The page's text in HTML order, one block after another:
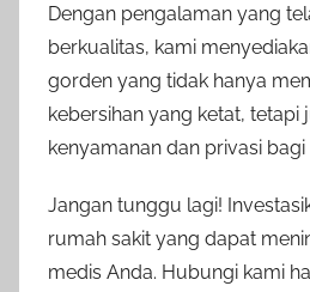
Dengan pengalaman yang
berkualitas, kami
gorden yang tidak hanya
kebersihan yang ketat, tetapi
kenyamanan dan privasi bagi
Jangan tunggu lagi!
rumah sakit yang dapat
medis Anda. Hubungi kami